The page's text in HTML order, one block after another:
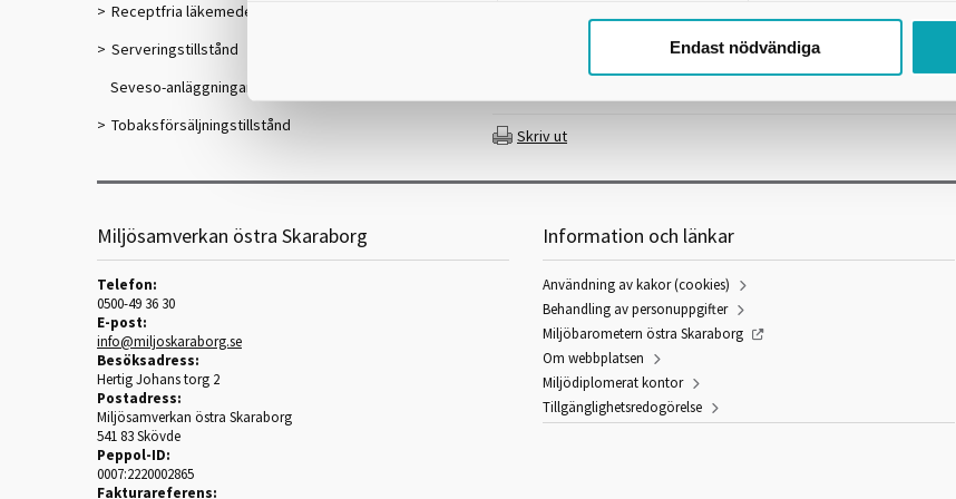
Endast nödvändiga
Receptfria läkemedel
Serveringstillstånd
Seveso-anläggningar
Tobaksförsäljningstillstånd
När ska det göras?
Skriv ut
Miljösamverkan östra Skaraborg
Telefon:
0500-49 36 30
E-post:
info@miljoskaraborg.se
Besöksadress:
Hertig Johans torg 2
Postadress:
Miljösamverkan östra Skaraborg
541 83 Skövde
Peppol-ID:
0007:2220002865
Fakturareferens:
Information och länkar
Användning av kakor (cookies)
Behandling av personuppgifter
Miljöbarometern östra Skaraborg
Om webbplatsen
Miljödiplomerat kontor
Tillgänglighetsredogörelse